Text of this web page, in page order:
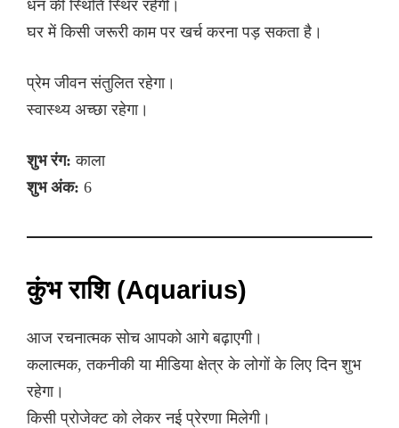
धन की स्थिति स्थिर रहेगी।
घर में किसी जरूरी काम पर खर्च करना पड़ सकता है।
प्रेम जीवन संतुलित रहेगा।
स्वास्थ्य अच्छा रहेगा।
शुभ रंग: काला
शुभ अंक: 6
कुंभ राशि (Aquarius)
आज रचनात्मक सोच आपको आगे बढ़ाएगी।
कलात्मक, तकनीकी या मीडिया क्षेत्र के लोगों के लिए दिन शुभ
रहेगा।
किसी प्रोजेक्ट को लेकर नई प्रेरणा मिलेगी।